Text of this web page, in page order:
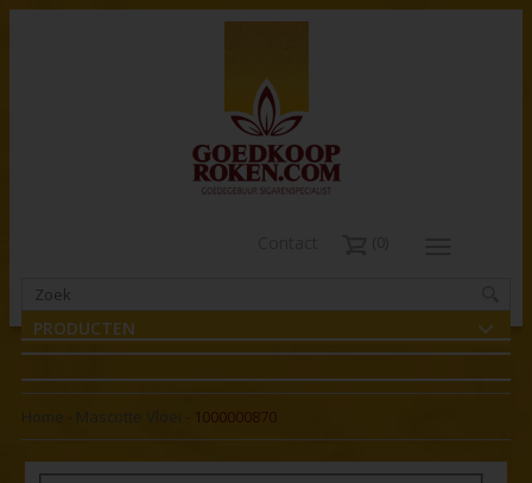
PRODUCTEN
1000000870